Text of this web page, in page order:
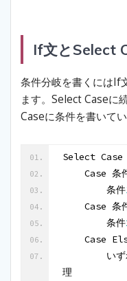
If文とSelect
条件分岐を書くにはIf
ます。Select Caseに
Caseに条件を書いてい
Select Case
Case 条
        条件
Case 条
        条件
Case
理